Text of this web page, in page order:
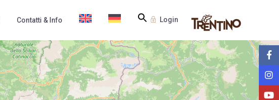
Login
Contatti & Info